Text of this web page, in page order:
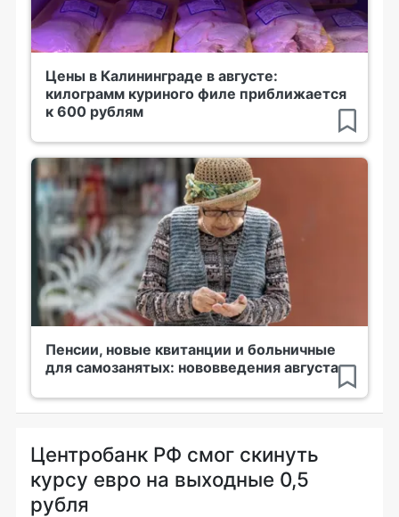
Цены в Калининграде в августе:
килограмм куриного филе приближается
к 600 рублям
Пенсии, новые квитанции и больничные
для самозанятых: нововведения августа
Центробанк РФ смог скинуть
курсу евро на выходные 0,5
рубля